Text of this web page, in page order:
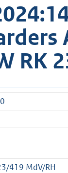
RK
419 MdV/RH